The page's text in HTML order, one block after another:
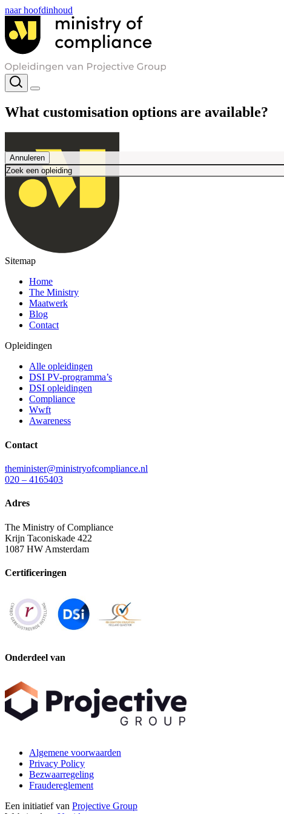
naar hoofdinhoud
Annuleren
What customisation options are available?
Sitemap
Home
The Ministry
Maatwerk
Blog
Contact
Opleidingen
Alle opleidingen
DSI PV-programma’s
DSI opleidingen
Compliance
Wwft
Awareness
Contact
theminister@ministryofcompliance.nl
020 – 4165403
Adres
The Ministry of Compliance
Krijn Taconiskade 422
1087 HW Amsterdam
Certificeringen
Onderdeel van
Algemene voorwaarden
Privacy Policy
Bezwaarregeling
Fraudereglement
Een initiatief van Projective Group